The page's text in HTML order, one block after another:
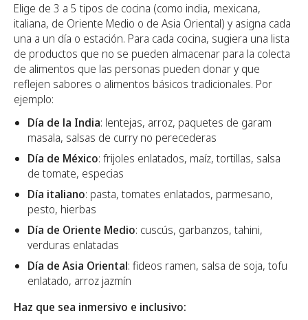
Elige de 3 a 5 tipos de cocina (como india, mexicana,
italiana, de Oriente Medio o de Asia Oriental) y asigna cada
una a un día o estación. Para cada cocina, sugiera una lista
de productos que no se pueden almacenar para la colecta
de alimentos que las personas pueden donar y que
reflejen sabores o alimentos básicos tradicionales. Por
ejemplo:
Día de la India: lentejas, arroz, paquetes de garam
masala, salsas de curry no perecederas
Día de México: frijoles enlatados, maíz, tortillas, salsa
de tomate, especias
Día italiano: pasta, tomates enlatados, parmesano,
pesto, hierbas
Día de Oriente Medio: cuscús, garbanzos, tahini,
verduras enlatadas
Día de Asia Oriental: fideos ramen, salsa de soja, tofu
enlatado, arroz jazmín
Haz que sea inmersivo e inclusivo: